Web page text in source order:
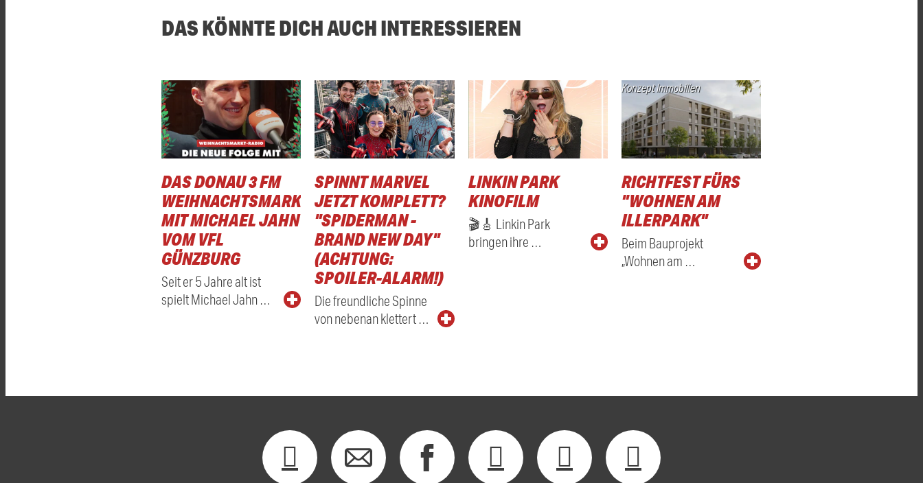
DAS KÖNNTE DICH AUCH INTERESSIEREN
DAS DONAU 3 FM
WEIHNACHTSMARKTRADIO
MIT MICHAEL JAHN
VOM VFL
GÜNZBURG
Seit er 5 Jahre alt ist
spielt Michael Jahn …
SPINNT MARVEL
JETZT KOMPLETT?
"SPIDERMAN -
BRAND NEW DAY"
(ACHTUNG:
SPOILER-ALARM!)
Die freundliche Spinne
von nebenan klettert …
LINKIN PARK
KINOFILM
🎬🎸 Linkin Park
bringen ihre …
Konzept Immobilien
RICHTFEST FÜRS
"WOHNEN AM
ILLERPARK"
Beim Bauprojekt
„Wohnen am …